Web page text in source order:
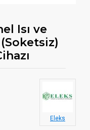
Isı ve
Eleks